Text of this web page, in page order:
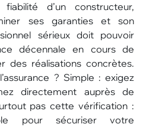
d’un constructeur,
ses garanties et son
sérieux doit pouvoir
décennale en cours de
des réalisations concrètes.
? Simple : exigez
directement auprès de
pas cette vérification :
pour sécuriser votre